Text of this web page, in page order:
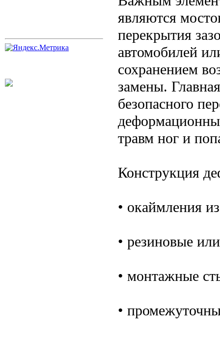
являются
перекрытия
автомобилей
сохранением
замены.
безопасного
травм ног и
Конструкция
• окаймления
• резиновые
• монтажные
•